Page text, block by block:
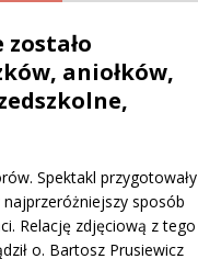
aniołków,
Spektakl przygotowały
sposób
Relację zdjęciową z tego
o. Bartosz Prusiewicz